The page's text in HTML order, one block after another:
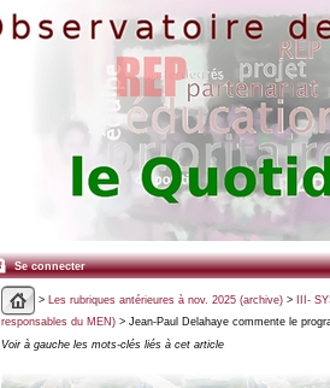
Se connecter
> Les rubriques antérieures à nov. 2025 (archive)>
III-
responsables du MEN)> Jean-Paul Delahaye commente le
Voir à gauche les mots-clés liés à cet article